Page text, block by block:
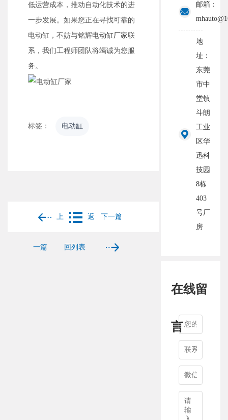
低运营成本，推动自动化技术的进
一步发展。如果您正在寻找可靠的
电动缸，不妨与铭辉电动缸厂家联
系，我们工程师团队将竭诚为您服
务。
标签： 电动缸
上
一篇
返
回列表
下一篇
邮箱：
地
址：
东莞
市中
堂镇
斗朗
工业
区华
迅科
技园
8栋
403
号厂
房
在线留
言